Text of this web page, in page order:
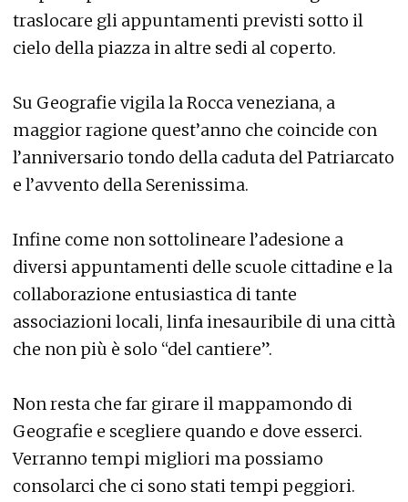
traslocare gli appuntamenti previsti sotto il
cielo della piazza in altre sedi al coperto.
Su Geografie vigila la Rocca veneziana, a
maggior ragione quest’anno che coincide con
l’anniversario tondo della caduta del Patriarcato
e l’avvento della Serenissima.
Infine come non sottolineare l’adesione a
diversi appuntamenti delle scuole cittadine e la
collaborazione entusiastica di tante
associazioni locali, linfa inesauribile di una città
che non più è solo “del cantiere”.
Non resta che far girare il mappamondo di
Geografie e scegliere quando e dove esserci.
Verranno tempi migliori ma possiamo
consolarci che ci sono stati tempi peggiori.